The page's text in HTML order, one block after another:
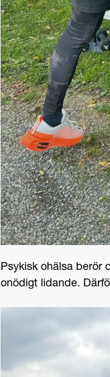
Psykisk ohälsa berör
onödigt lidande.